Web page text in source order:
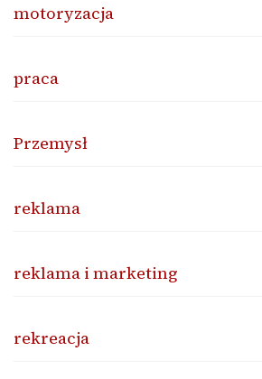
motoryzacja
praca
Przemysł
reklama
reklama i marketing
rekreacja